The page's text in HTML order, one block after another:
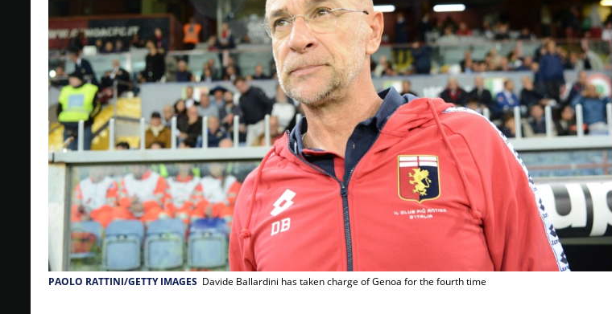
PAOLO RATTINI/GETTY IMAGES Davide Ballardini has taken charge of Genoa for the fourth time